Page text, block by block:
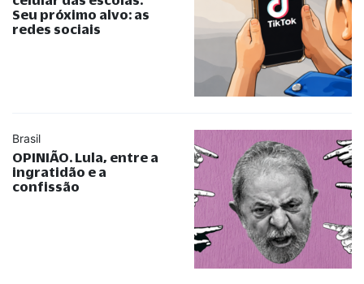
Seu próximo alvo: as
redes sociais
Brasil
OPINIÃO. Lula, entre a
ingratidão e a
confissão